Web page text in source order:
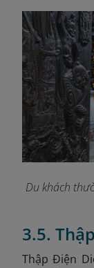
Du khách
3.5.
Thập Điện